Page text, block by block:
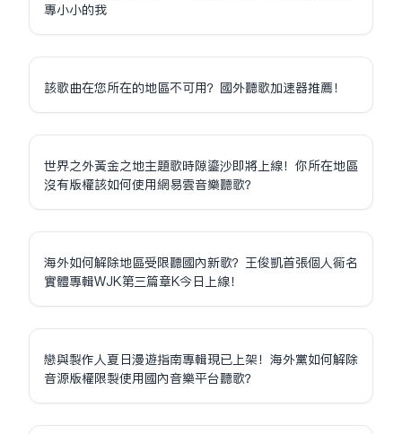
專小小的我
該歌曲在您所在的地區不可用？國外聽歌加速器推薦！
世界之外黃金之地主題歌時隙鎏沙即將上線！你所在地區
沒有版權該如何使用網易雲音樂聽歌？
海外如何解除地區受限聽國內新歌？王俊凱首張個人同名
實體專輯WJK第三篇章K今日上線！
戀與製作人夏日漫遊指南專輯現已上架！海外黨如何解除
音源版權限制使用國內音樂平台聽歌？